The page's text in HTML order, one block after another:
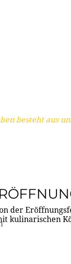
besteht aus
der
kulinarischen